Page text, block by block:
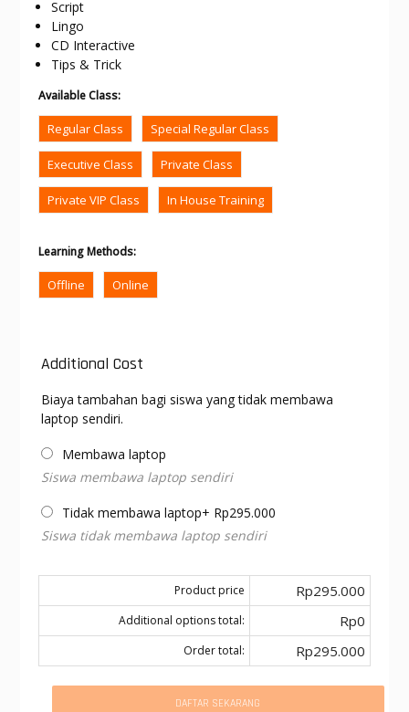
Script
Lingo
CD Interactive
Tips & Trick
Available Class:
Regular Class Special Regular Class
Executive Class Private Class
Private VIP Class In House Training
Learning Methods:
Offline Online
Additional Cost
Biaya tambahan bagi siswa yang tidak membawa
laptop sendiri.
Membawa laptop
Siswa membawa laptop sendiri
Tidak membawa laptop+ Rp295.000
Siswa tidak membawa laptop sendiri
Product price Rp295.000
Additional options total: Rp0
Order total: Rp295.000
DAFTAR SEKARANG